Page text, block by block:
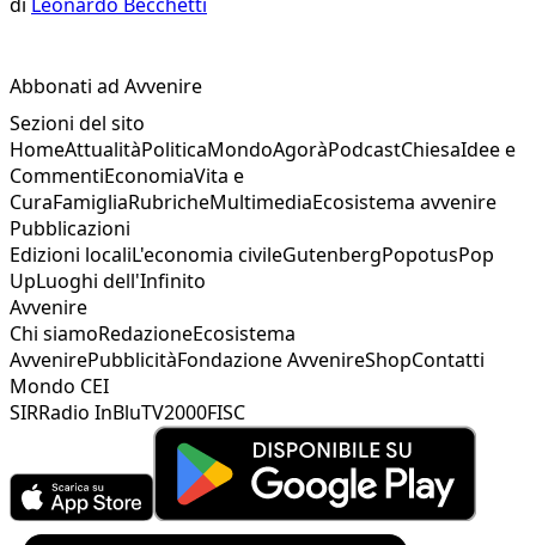
Abbonati ad Avvenire
Sezioni del sito
HomeAttualitàPoliticaMondoAgoràPodcastChiesaIdee e
CommentiEconomiaVita e
CuraFamigliaRubricheMultimediaEcosistema avvenire
Pubblicazioni
Edizioni localiL'economia civileGutenbergPopotusPop
UpLuoghi dell'Infinito
Avvenire
Chi siamoRedazioneEcosistema
AvvenirePubblicitàFondazione AvvenireShopContatti
Mondo CEI
SIRRadio InBluTV2000FISC